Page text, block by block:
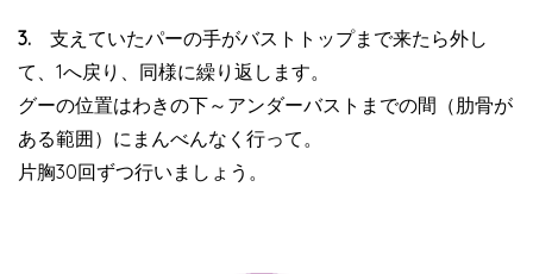
3. 支えていたパーの手がバストトップまで来たら外し
て、1へ戻り、同様に繰り返します。
グーの位置はわきの下～アンダーバストまでの間（肋骨が
ある範囲）にまんべんなく行って。
片胸30回ずつ行いましょう。